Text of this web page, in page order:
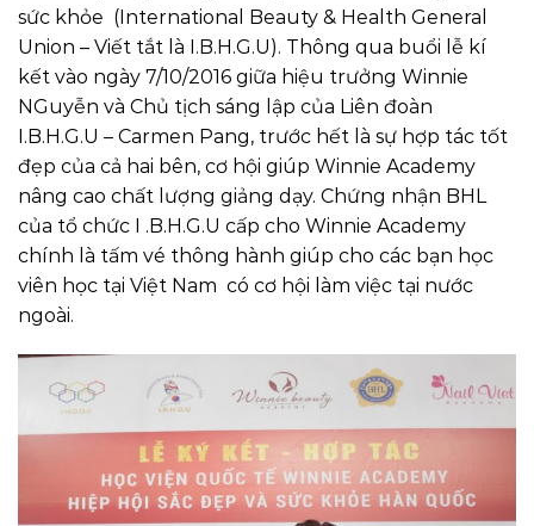
sức khỏe (International Beauty & Health General
Union – Viết tắt là I.B.H.G.U). Thông qua buổi lễ kí
kết vào ngày 7/10/2016 giữa hiệu trưởng Winnie
NGuyễn và Chủ tịch sáng lập của Liên đoàn
I.B.H.G.U – Carmen Pang, trước hết là sự hợp tác tốt
đẹp của cả hai bên, cơ hội giúp Winnie Academy
nâng cao chất lượng giảng dạy. Chứng nhận BHL
của tổ chức I .B.H.G.U cấp cho Winnie Academy
chính là tấm vé thông hành giúp cho các bạn học
viên học tại Việt Nam có cơ hội làm việc tại nước
ngoài.